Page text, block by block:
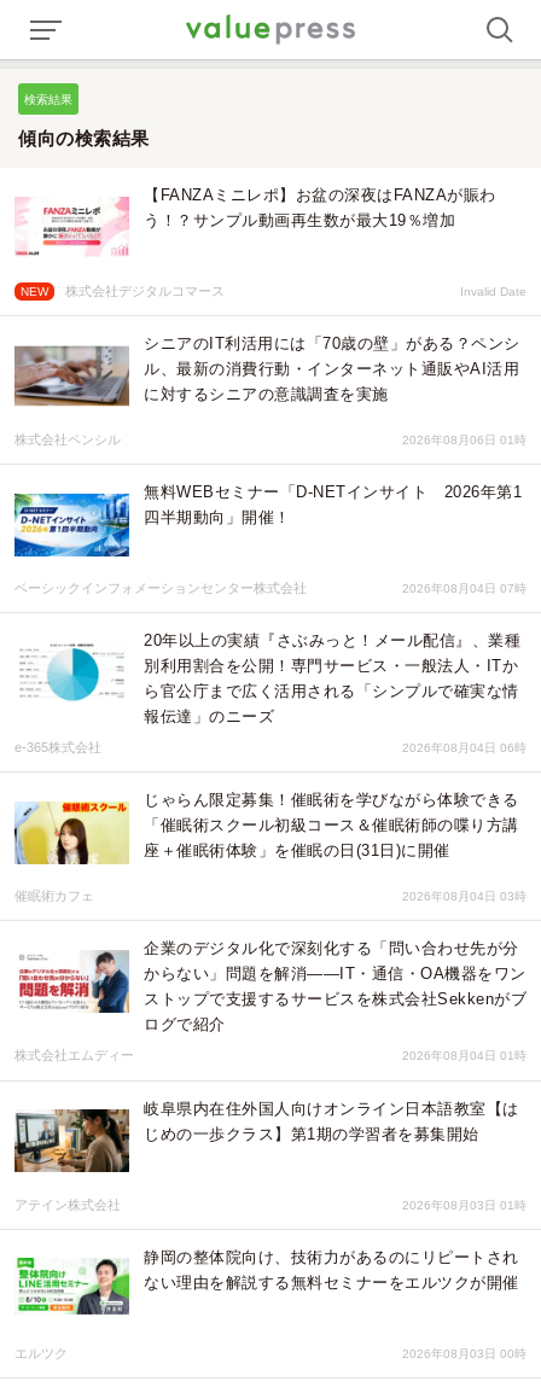
検索結果
傾向の検索結果
【FANZAミニレポ】お盆の深夜はFANZAが賑わ
う！？サンプル動画再生数が最大19％増加
NEW 株式会社デジタルコマース Invalid Date
シニアのIT利活用には「70歳の壁」がある？ペンシ
ル、最新の消費行動・インターネット通販やAI活用
に対するシニアの意識調査を実施
株式会社ペンシル 2026年08月06日 01時
無料WEBセミナー「D-NETインサイト 2026年第1
四半期動向」開催！
ベーシックインフォメーションセンター株式会社 2026年08月04日 07時
20年以上の実績『さぶみっと！メール配信』、業種
別利用割合を公開！専門サービス・一般法人・ITか
ら官公庁まで広く活用される「シンプルで確実な情
報伝達」のニーズ
e-365株式会社 2026年08月04日 06時
じゃらん限定募集！催眠術を学びながら体験できる
「催眠術スクール初級コース＆催眠術師の喋り方講
座＋催眠術体験」を催眠の日(31日)に開催
催眠術カフェ 2026年08月04日 03時
企業のデジタル化で深刻化する「問い合わせ先が分
からない」問題を解消――IT・通信・OA機器をワン
ストップで支援するサービスを株式会社Sekkenがブ
ログで紹介
株式会社エムディー 2026年08月04日 01時
岐阜県内在住外国人向けオンライン日本語教室【は
じめの一歩クラス】第1期の学習者を募集開始
アテイン株式会社 2026年08月03日 01時
静岡の整体院向け、技術力があるのにリピートされ
ない理由を解説する無料セミナーをエルツクが開催
エルツク 2026年08月03日 00時